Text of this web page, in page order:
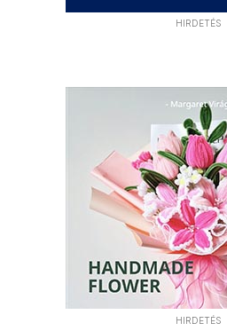
HIRDETÉS
HIRDETÉS